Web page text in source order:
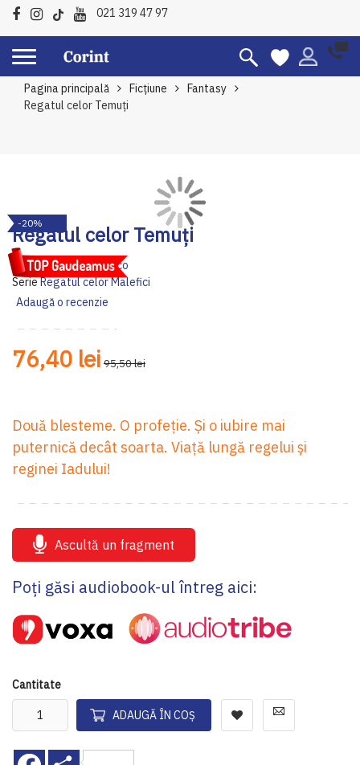
021 319 47 97
Pagina principală Ficțiune
Fantasy
Regatul celor Temuți
Regatul celor Temuți
Autor: Kerri Maniscalco
SerieRegatul celor Malefici
Adaugă o recenzie
76,40 lei 95,50 lei
Două blesteme. O profeție. Și o iubire mai
puternică decât soarta. Viață lungă regelui și
reginei Iadului!
Ascultă un fragment
Poți găsi audiobook-ul întreg aici:
Cantitate
ADAUGĂ ÎN COȘ
Facebook
to
the
end
of
the
images
gallery
-20%